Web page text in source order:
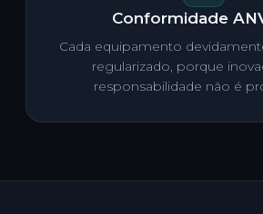
Conformidade
Cada equipamento
regularizado, porque
responsabilidade não é